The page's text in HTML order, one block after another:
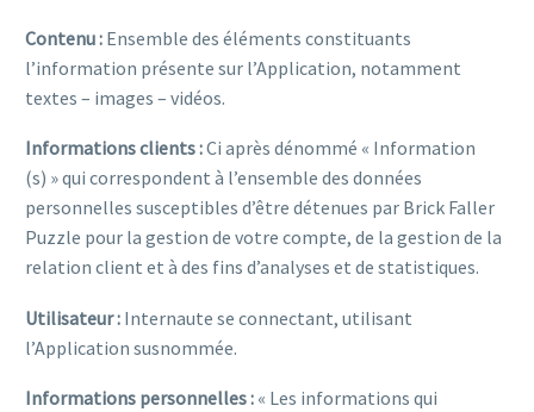
Contenu : Ensemble des éléments constituants
l’information présente sur l’Application, notamment
textes – images – vidéos.
Informations clients :Ci après dénommé « Information
(s) » qui correspondent à l’ensemble des données
personnelles susceptibles d’être détenues par Brick Faller
Puzzle pour la gestion de votre compte, de la gestion de la
relation client et à des fins d’analyses et de statistiques.
Utilisateur : Internaute se connectant, utilisant
l’Application susnommée.
Informations personnelles : « Les informations qui